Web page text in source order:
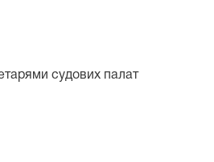
судових палат